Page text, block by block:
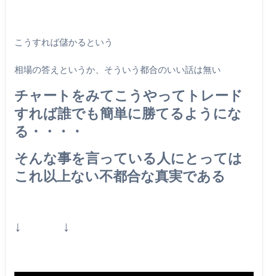
こうすれば儲かるという
相場の答えというか、そういう都合のいい話は無い
チャートをみてこうやってトレード
すれば誰でも簡単に勝てるようにな
る・・・・
そんな事を言っている人にとっては
これ以上ない不都合な真実である
↓ ↓